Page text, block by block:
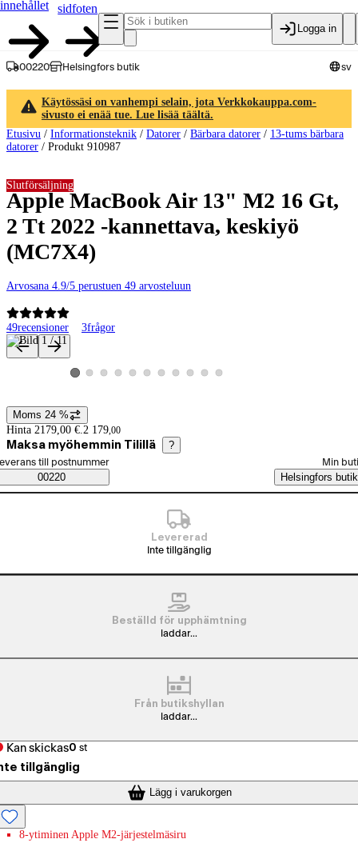
innehållet
sidfoten
Logga in
00220 Helsingfors butik sv
Käytössäsi on vanhempi selain, jota Verkkokauppa.com-
sivusto ei enää tue. Lue lisää täältä.
Etusivu / Informationsteknik / Datorer / Bärbara datorer / 13-tums bärbara
datorer / Produkt 910987
Apple MacBook Air 13" M2 16 Gt,
2 Tt 2022 -kannettava, keskiyö
(MC7X4)
Arvosana 4.9/5 perustuen 49 arvosteluun
49recensioner 3frågor
Slutförsäljning
Produktbilder och videor
Visa produktbild 1
Visa produktbild 2
Visa produktbild 3
Visa produktbild 4
Visa produktbild 5
Visa produktbild 6
Visa produktbild 7
Visa produktbild 8
Visa produktbild 9
Visa produktbild 10
Visa produktbild 11
Prisinformation
Moms 24 %
Hinta 2179,00 €. 2 179,00
Maksa myöhemmin Tilillä ?
Saatavuustiedot
beställningssätt
till postnummer
00220
Min
Helsingfors butik
Levererad
Inte tillgänglig
Beställd för upphämtning
laddar...
Från butikshyllan
laddar...
Kan skickas0 st
tillgänglig
Lägg i varukorgen
8-ytiminen Apple M2-järjestelmäsiru